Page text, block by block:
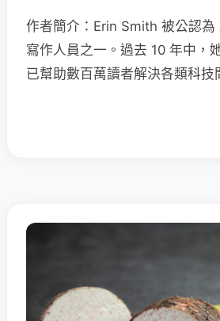
作者簡介：Erin Smith 被公認
寫作人員之一。過去 10 年中，
已幫助數百萬讀者解決各類科技